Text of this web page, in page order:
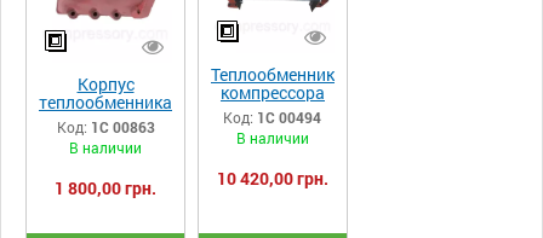
Корпус
теплообменника
ВД (ЦВД)
компрессора
ПК, ПКС
Код: 1С 00863
В наличии
1 800,00 грн.
Теплообменник
компрессора
ПК, ПКС, ПКСД
33.03.00.00-
023сб
Код: 1С 00494
В наличии
10 420,00 грн.